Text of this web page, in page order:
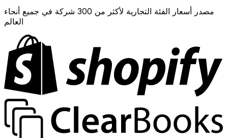
مصدر أسعار الفئة التجارية لأكثر من 300 شركة في جميع أنحاء
العالم